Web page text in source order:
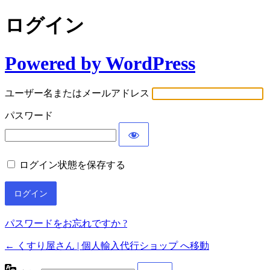
ログイン
Powered by WordPress
ユーザー名またはメールアドレス
パスワード
ログイン状態を保存する
パスワードをお忘れですか ?
← くすり屋さん | 個人輸入代行ショップ へ移動